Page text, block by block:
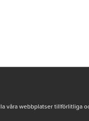
webbplatser tillförlitliga